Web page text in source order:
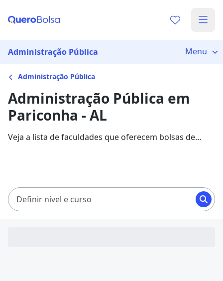
Administração Pública Menu
Administração Pública
Administração Pública em
Pariconha - AL
Veja a lista de faculdades que oferecem bolsas de
Definir nível e curso